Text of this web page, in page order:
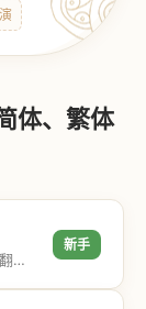
体、繁体
摒弃晦涩难懂的古文术语，将复杂的命理与卦象翻译成通俗易懂的现代大白话，直击结果与生活建议，零门槛轻松阅读。
新手